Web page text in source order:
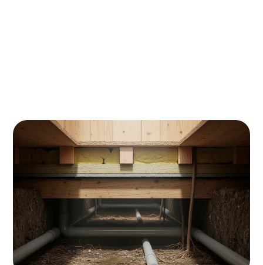
Woon je in Boxmeer en voel je de kou letterlijk door
de vloer omhoog kruipen? Vloerisolatie kan je
energierekening met €200-400 per jaar verlagen -
en dat terwijl je ook nog eens veel comfortabeler
woont. In dit artikel ontdek je alles over
vloerisolatie specifiek voor Boxmeer, van kosten
tot subsidies.